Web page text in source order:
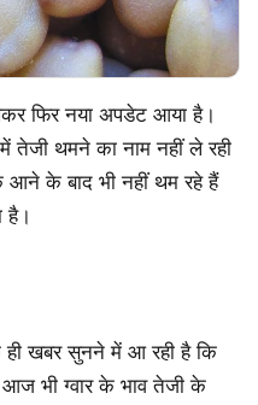
फिर नया अपडेट आया है।
तेजी थमने का नाम नहीं ले रही
के बाद भी नहीं थम रहे हैं
है।
ही खबर सुनने में आ रही है कि
भी ग्वार के भाव तेजी के